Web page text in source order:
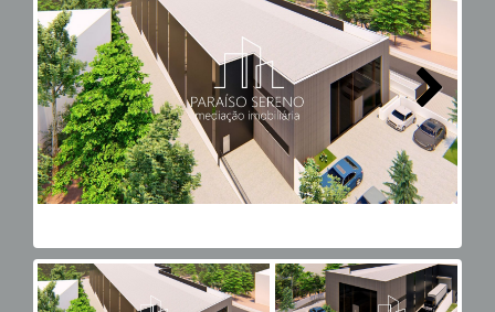
Next